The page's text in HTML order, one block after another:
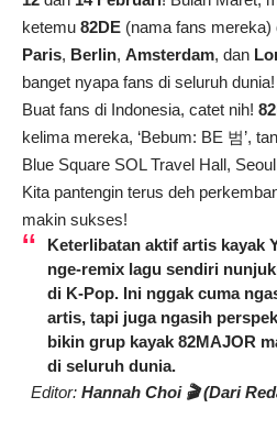
ketemu 82DE (nama fans
Paris, Berlin, Amsterdam, dan
banget nyapa fans di seluruh dunia!
Buat fans di Indonesia, catet nih!
kelima mereka, ‘Bebum: BE 범’,
Blue Square SOL Travel Hall,
Kita pantengin terus deh
makin sukses!
Keterlibatan aktif artis kayak
nge-remix lagu sendiri
di K-Pop. Ini nggak cuma
artis, tapi juga ngasih
bikin grup kayak 82MAJOR
di seluruh dunia.
Editor: Hannah Choi 🎬 (Dari